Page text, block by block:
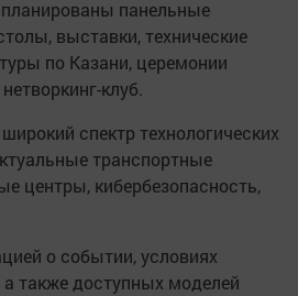
панельные
выставки, технические
по Казани, церемонии
клуб.
спектр технологических
транспортные
центры, кибербезопасность,
о событии, условиях
а также доступных моделей